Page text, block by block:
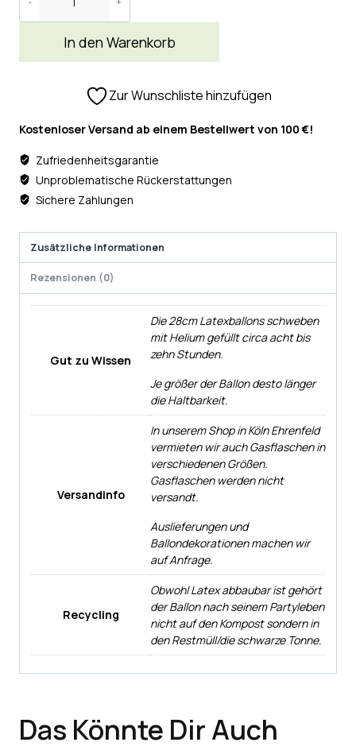
In den Warenkorb
Zur Wunschliste hinzufügen
Kostenloser Versand ab einem Bestellwert von 100 €!
Zufriedenheitsgarantie
Unproblematische Rückerstattungen
Sichere Zahlungen
Zusätzliche Informationen
Rezensionen (0)
Gut zu Wissen
Die 28cm Latexballons schweben
mit Helium gefüllt circa acht bis
zehn Stunden.
Je größer der Ballon desto länger
die Haltbarkeit.
Versandinfo
In unserem Shop in Köln Ehrenfeld
vermieten wir auch Gasflaschen in
verschiedenen Größen.
Gasflaschen werden nicht
versandt.
Auslieferungen und
Ballondekorationen machen wir
auf Anfrage.
Recycling
Obwohl Latex abbaubar ist gehört
der Ballon nach seinem Partyleben
nicht auf den Kompost sondern in
den Restmüll/die schwarze Tonne.
Das Könnte Dir Auch